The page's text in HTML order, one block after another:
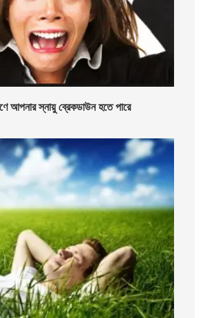
আপনার স্নায়ু ব্রেকডাউন হতে পারে